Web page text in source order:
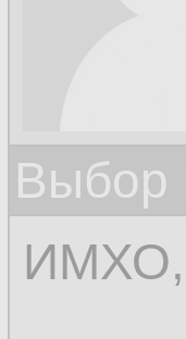
Выбор
ИМХО,